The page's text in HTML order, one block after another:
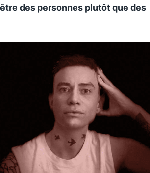
des personnes plutôt que des